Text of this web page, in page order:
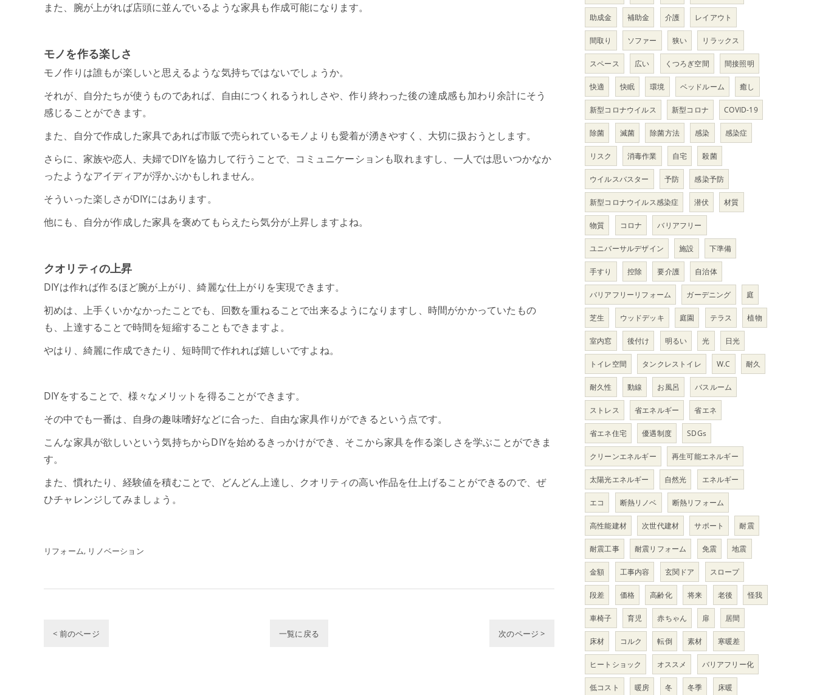
また、腕が上がれば店頭に並んでいるような家具も作成可能になります。
モノを作る楽しさ
モノ作りは誰もが楽しいと思えるような気持ちではないでしょうか。
それが、自分たちが使うものであれば、自由につくれるうれしさや、作り終わった後の達成感も加わり余計にそう
感じることができます。
また、自分で作成した家具であれば市販で売られているモノよりも愛着が湧きやすく、大切に扱おうとします。
さらに、家族や恋人、夫婦でDIYを協力して行うことで、コミュニケーションも取れますし、一人では思いつかなか
ったようなアイディアが浮かぶかもしれません。
そういった楽しさがDIYにはあります。
他にも、自分が作成した家具を褒めてもらえたら気分が上昇しますよね。
クオリティの上昇
DIYは作れば作るほど腕が上がり、綺麗な仕上がりを実現できます。
初めは、上手くいかなかったことでも、回数を重ねることで出来るようになりますし、時間がかかっていたもの
も、上達することで時間を短縮することもできますよ。
やはり、綺麗に作成できたり、短時間で作れれば嬉しいですよね。
DIYをすることで、様々なメリットを得ることができます。
その中でも一番は、自身の趣味嗜好などに合った、自由な家具作りができるという点です。
こんな家具が欲しいという気持ちからDIYを始めるきっかけができ、そこから家具を作る楽しさを学ぶことができま
す。
また、慣れたり、経験値を積むことで、どんどん上達し、クオリティの高い作品を仕上げることができるので、ぜ
ひチャレンジしてみましょう。
リフォーム リノベーション
< 前のページ 一覧に戻る 次のページ >
助成金 補助金 介護 レイアウト
間取り ソファー 狭い リラックス
スペース 広い くつろぎ空間 間接照明
快適 快眠 環境 ベッドルーム 癒し
新型コロナウイルス 新型コロナ COVID-19
除菌 滅菌 除菌方法 感染 感染症
リスク 消毒作業 自宅 殺菌
ウイルスバスター 予防 感染予防
新型コロナウイルス感染症 潜伏 材質
物質 コロナ バリアフリー
ユニバーサルデザイン 施設 下準備
手すり 控除 要介護 自治体
バリアフリーリフォーム ガーデニング 庭
芝生 ウッドデッキ 庭園 テラス 植物
室内窓 後付け 明るい 光 日光
トイレ空間 タンクレストイレ W.C 耐久
耐久性 動線 お風呂 バスルーム
ストレス 省エネルギー 省エネ
省エネ住宅 優遇制度 SDGs
クリーンエネルギー 再生可能エネルギー
太陽光エネルギー 自然光 エネルギー
エコ 断熱リノベ 断熱リフォーム
高性能建材 次世代建材 サポート 耐震
耐震工事 耐震リフォーム 免震 地震
金額 工事内容 玄関ドア スロープ
段差 価格 高齢化 将来 老後 怪我
車椅子 育児 赤ちゃん 扉 居間
床材 コルク 転倒 素材 寒暖差
ヒートショック オススメ バリアフリー化
低コスト 暖房 冬 冬季 床暖